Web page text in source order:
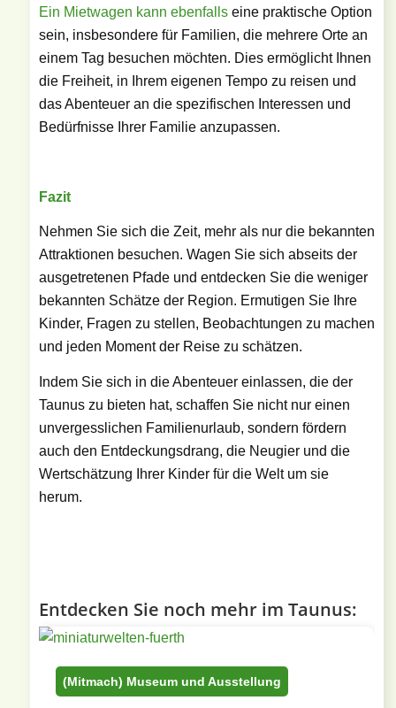
Ein Mietwagen kann ebenfallseine praktische Option
sein, insbesondere für Familien, die mehrere Orte an
einem Tag besuchen möchten. Dies ermöglicht Ihnen
die Freiheit, in Ihrem eigenen Tempo zu reisen und
das Abenteuer an die spezifischen Interessen und
Bedürfnisse Ihrer Familie anzupassen.
Fazit
Nehmen Sie sich die Zeit, mehr als nur die bekannten
Attraktionen besuchen. Wagen Sie sich abseits der
ausgetretenen Pfade und entdecken Sie die weniger
bekannten Schätze der Region. Ermutigen Sie Ihre
Kinder, Fragen zu stellen, Beobachtungen zu machen
und jeden Moment der Reise zu schätzen.
Indem Sie sich in die Abenteuer einlassen, die der
Taunus zu bieten hat, schaffen Sie nicht nur einen
unvergesslichen Familienurlaub, sondern fördern
auch den Entdeckungsdrang, die Neugier und die
Wertschätzung Ihrer Kinder für die Welt um sie
herum.
Entdecken Sie noch mehr im Taunus:
(Mitmach) Museum und Ausstellung